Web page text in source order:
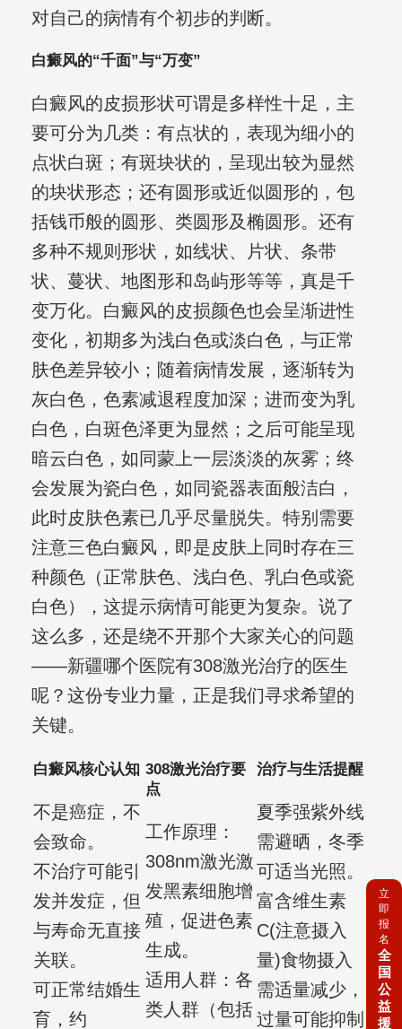
对自己的病情有个初步的判断。
白癜风的“千面”与“万变”
白癜风的皮损形状可谓是多样性十足，主
要可分为几类：有点状的，表现为细小的
点状白斑；有斑块状的，呈现出较为显然
的块状形态；还有圆形或近似圆形的，包
括钱币般的圆形、类圆形及椭圆形。还有
多种不规则形状，如线状、片状、条带
状、蔓状、地图形和岛屿形等等，真是千
变万化。白癜风的皮损颜色也会呈渐进性
变化，初期多为浅白色或淡白色，与正常
肤色差异较小；随着病情发展，逐渐转为
灰白色，色素减退程度加深；进而变为乳
白色，白斑色泽更为显然；之后可能呈现
暗云白色，如同蒙上一层淡淡的灰雾；终
会发展为瓷白色，如同瓷器表面般洁白，
此时皮肤色素已几乎尽量脱失。特别需要
注意三色白癜风，即是皮肤上同时存在三
种颜色（正常肤色、浅白色、乳白色或瓷
白色），这提示病情可能更为复杂。说了
这么多，还是绕不开那个大家关心的问题
——新疆哪个医院有308激光治疗的医生
呢？这份专业力量，正是我们寻求希望的
关键。
白癜风核心认知
不是癌症，不
会致命。
不治疗可能引
发并发症，但
与寿命无直接
关联。
可正常结婚生
育，约
308激光治疗要
点
工作原理：
308nm激光激
发黑素细胞增
殖，促进色素
生成。
适用人群：各
类人群（包括
治疗与生活提醒
夏季强紫外线
需避晒，冬季
可适当光照。
富含维生素
C(注意摄入
量)食物摄入
需适量减少，
过量可能抑制
立
即
报
名
全
国
公
益
援